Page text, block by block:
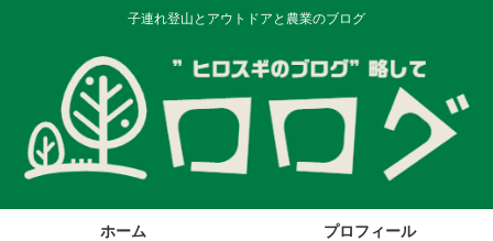
子連れ登山とアウトドアと農業のブログ
ホーム プロフィール